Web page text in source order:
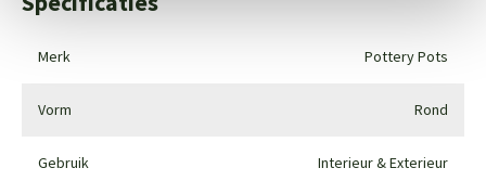
Merk Pottery Pots
Vorm Rond
Gebruik Interieur & Exterieur